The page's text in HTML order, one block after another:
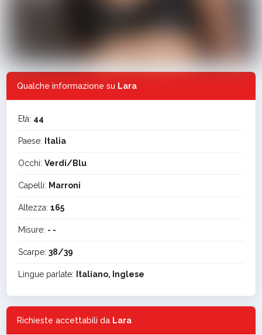
Qualche informazione su Lara
Età: 44
Paese: Italia
Occhi: Verdi/Blu
Capelli: Marroni
Altezza: 165
Misure: - -
Scarpe: 38/39
Lingue parlate: Italiano, Inglese
Richieste accettabili da Lara